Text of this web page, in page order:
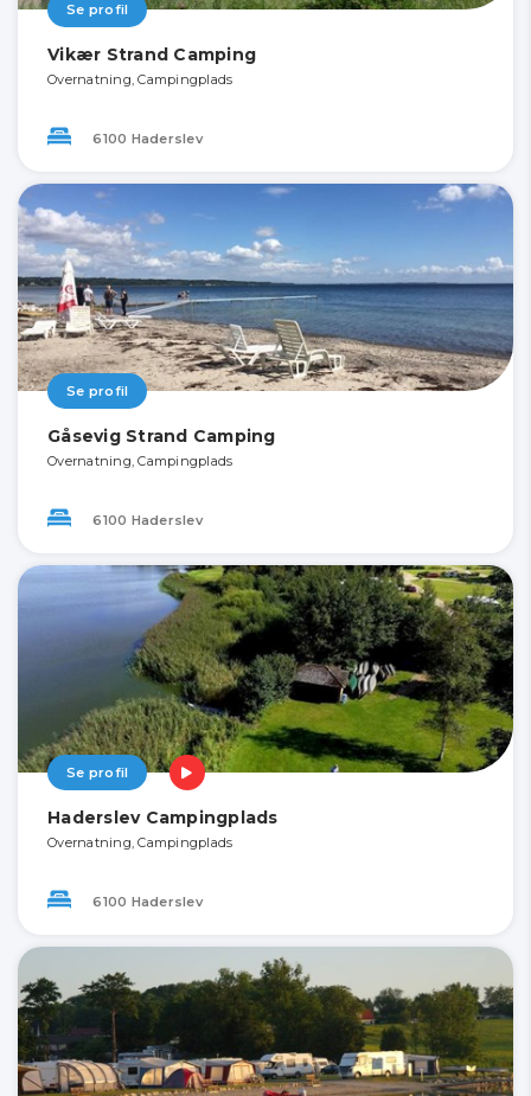
Se profil
Vikær Strand Camping
Overnatning, Campingplads
6100 Haderslev
Se profil
Gåsevig Strand Camping
Overnatning, Campingplads
6100 Haderslev
Se profil
Haderslev Campingplads
Overnatning, Campingplads
6100 Haderslev